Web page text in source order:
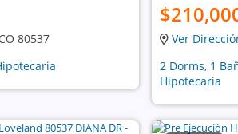
80537
Ver
2 Dorms, 1
Hipotecaria